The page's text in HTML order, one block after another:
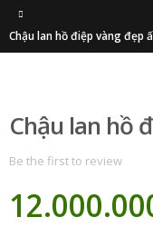
Chậu lan hồ điệp vàng đẹp
Chậu lan hồ
Be the first to review